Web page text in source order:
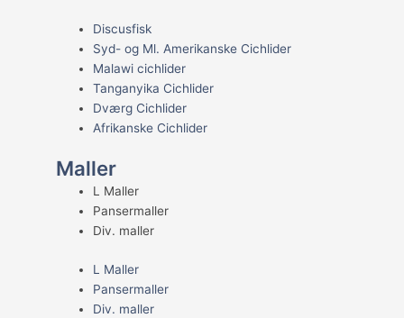
Discusfisk
Syd- og Ml. Amerikanske Cichlider
Malawi cichlider
Tanganyika Cichlider
Dværg Cichlider
Afrikanske Cichlider
Maller
L Maller
Pansermaller
Div. maller
L Maller
Pansermaller
Div. maller